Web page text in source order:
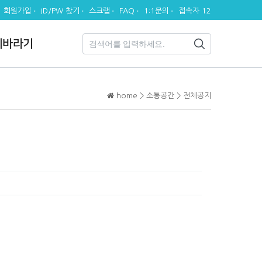
회원가입 ID/PW 찾기 스크랩 FAQ 1:1문의 접속자 12
라기
home > 소통공간 > 전체공지